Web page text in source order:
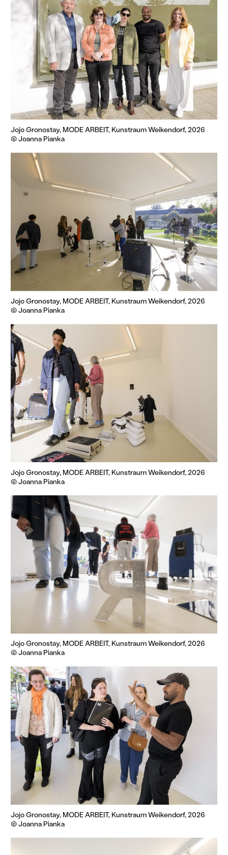
Jojo Gronostay, MODE ARBEIT, Kunstraum Weikendorf, 2026
© Joanna Pianka
Jojo Gronostay, MODE ARBEIT, Kunstraum Weikendorf, 2026
© Joanna Pianka
Jojo Gronostay, MODE ARBEIT, Kunstraum Weikendorf, 2026
© Joanna Pianka
Jojo Gronostay, MODE ARBEIT, Kunstraum Weikendorf, 2026
© Joanna Pianka
Jojo Gronostay, MODE ARBEIT, Kunstraum Weikendorf, 2026
© Joanna Pianka